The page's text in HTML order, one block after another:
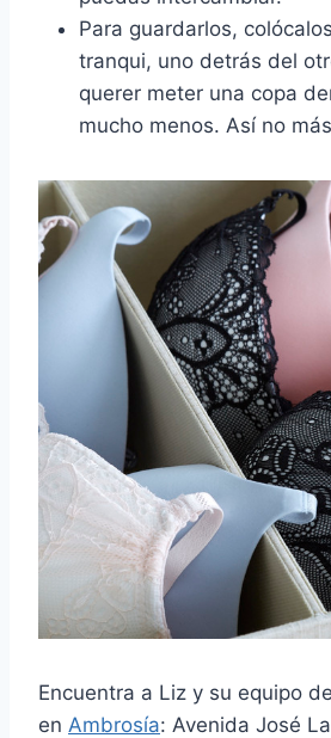
Para guardarlos,
tranqui, uno detrás del
querer meter una copa
mucho menos. Así no
Encuentra a Liz y su equipo
en Ambrosía: Avenida José